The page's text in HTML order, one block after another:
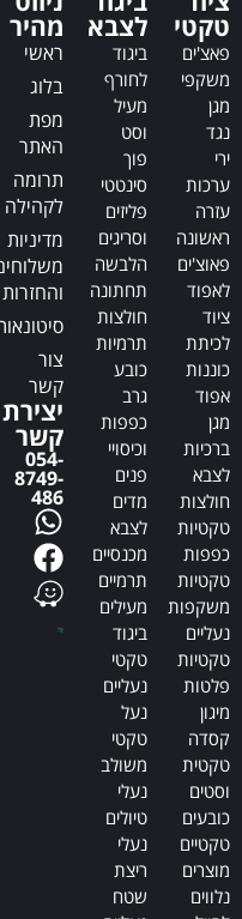
a
t
i
v
e
:
טקטי
פאצ'ים
משקפי
מגן
נגד
ירי
ערכות
עזרה
ראשונה
פאוצ'ים
לאפוד
ציוד
לכיתת
כוננות
אפוד
מגן
ברכיות
לצבא
חולצות
טקטיות
כפפות
טקטיות
משקפות
נעליים
טקטיות
פלטות
מיגון
קסדה
טקטית
וסטים
כובעים
טקטיים
מוצרים
נלווים
לצבא
ביגוד
לחורף
מעיל
וסט
פוך
סינטטי
פליזים
וסריגים
הלבשה
תחתונה
חולצות
תרמיות
כובע
גרב
כפפות
וכיסויי
פנים
מדים
לצבא
מכנסיים
תרמיים
מעילים
ביגוד
טקטי
נעליים
נעל
טקטי
משולב
נעלי
טיולים
נעלי
ריצת
שטח
מהיר
ראשי
בלוג
מפת
האתר
תרומה
לקהילה
מדיניות
והחזרות
צור
קשר
יצירת
קשר
054-
8749-
486